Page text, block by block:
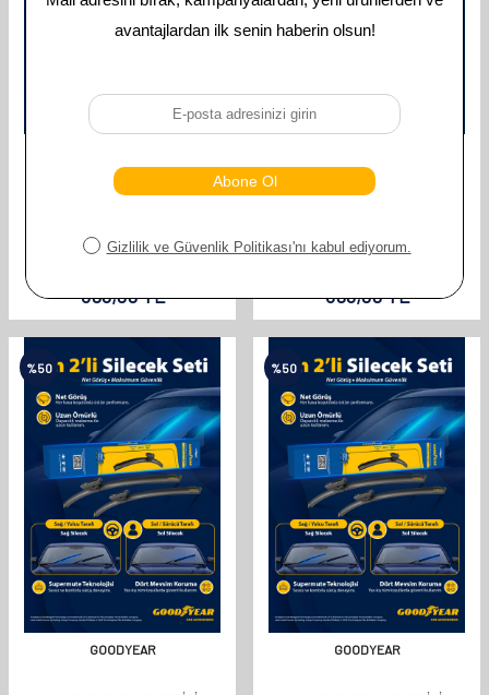
GOODYEAR BMW 3 SERISI
TAKIMI 1999-2005 SW
(580MM+500MM)
305,00TL
GOODYEAR BMW 3 SERISI
TAKIMI 2009-2013 SEDAN
(600MM+480MM)
305,00TL
%50
GOODYEAR
%50
GOODYEAR